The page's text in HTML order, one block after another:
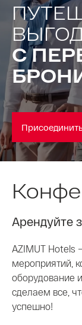
С
Арендуйте
AZIMUT Hotels
мероприятий,
оборудование
сделаем все,
успешно!